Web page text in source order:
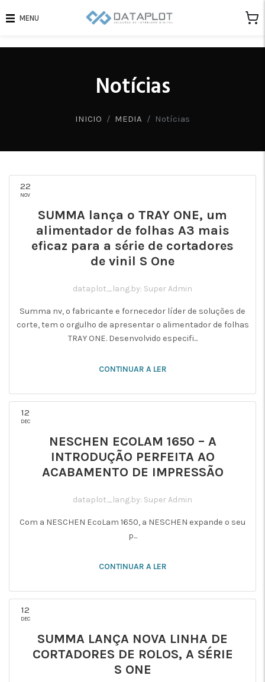
MENU
Notícias
INICIO MEDIA Notícias
22
NOV
SUMMA lança o TRAY ONE, um
alimentador de folhas A3 mais
eficaz para a série de cortadores
de vinil S One
dataplot_lang.by: Super Admin
Summa nv, o fabricante e fornecedor líder de soluções de
corte, tem o orgulho de apresentar o alimentador de folhas
TRAY ONE. Desenvolvido especifi...
CONTINUAR A LER
12
DEC
NESCHEN ECOLAM 1650 – A
INTRODUÇÃO PERFEITA AO
ACABAMENTO DE IMPRESSÃO
dataplot_lang.by: Super Admin
Com a NESCHEN EcoLam 1650, a NESCHEN expande o seu
p...
CONTINUAR A LER
12
DEC
SUMMA LANÇA NOVA LINHA DE
CORTADORES DE ROLOS, A SÉRIE
S ONE